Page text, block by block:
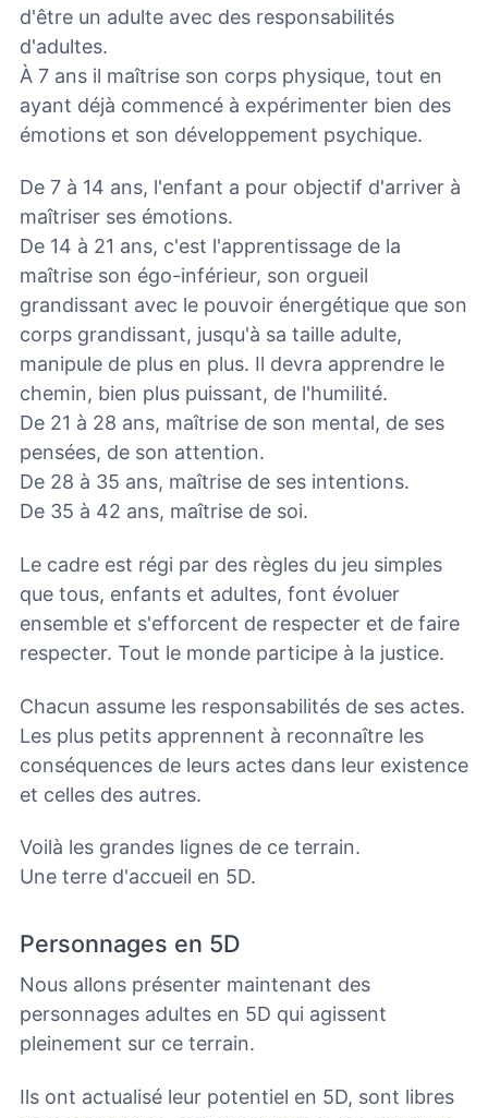
d'être un adulte avec des responsabilités
d'adultes.
À 7 ans il maîtrise son corps physique, tout en
ayant déjà commencé à expérimenter bien des
émotions et son développement psychique.
De 7 à 14 ans, l'enfant a pour objectif d'arriver à
maîtriser ses émotions.
De 14 à 21 ans, c'est l'apprentissage de la
maîtrise son égo-inférieur, son orgueil
grandissant avec le pouvoir énergétique que son
corps grandissant, jusqu'à sa taille adulte,
manipule de plus en plus. Il devra apprendre le
chemin, bien plus puissant, de l'humilité.
De 21 à 28 ans, maîtrise de son mental, de ses
pensées, de son attention.
De 28 à 35 ans, maîtrise de ses intentions.
De 35 à 42 ans, maîtrise de soi.
Le cadre est régi par des règles du jeu simples
que tous, enfants et adultes, font évoluer
ensemble et s'efforcent de respecter et de faire
respecter. Tout le monde participe à la justice.
Chacun assume les responsabilités de ses actes.
Les plus petits apprennent à reconnaître les
conséquences de leurs actes dans leur existence
et celles des autres.
Voilà les grandes lignes de ce terrain.
Une terre d'accueil en 5D.
Personnages en 5D
Nous allons présenter maintenant des
personnages adultes en 5D qui agissent
pleinement sur ce terrain.
Ils ont actualisé leur potentiel en 5D, sont libres